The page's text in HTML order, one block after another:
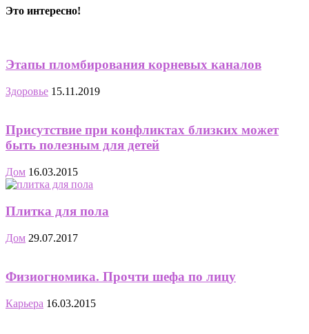
Это интересно!
Этапы пломбирования корневых каналов
Здоровье 15.11.2019
Присутствие при конфликтах близких может
быть полезным для детей
Дом 16.03.2015
Плитка для пола
Дом 29.07.2017
Физиогномика. Прочти шефа по лицу
Карьера 16.03.2015